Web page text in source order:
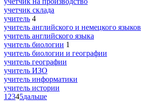
учетчик склада
учитель 4
учитель английского и немецкого языков
учитель английского языка
учитель биологии 1
учитель биологии и географии
учитель географии
учитель ИЗО
учитель информатики
учитель истории
1 2345дальше